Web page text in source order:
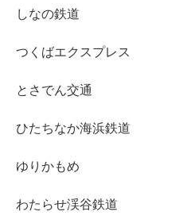
しなの鉄道
つくばエクスプレス
とさでん交通
ひたちなか海浜鉄道
ゆりかもめ
わたらせ渓谷鉄道